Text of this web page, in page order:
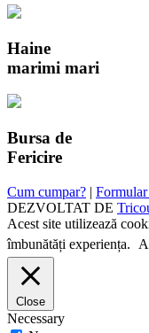
Haine
marimi mari
Bursa de
Fericire
Cum cumpar? |
DEZVOLTAT DE
Acest site utilizează
îmbunătăți experiența.
Close
Necessary